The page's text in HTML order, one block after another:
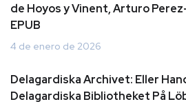
de Hoyos y Vinent, Arturo
EPUB
4 de enero de 2026
Delagardiska Archivet: Eller
Delagardiska Bibliotheket På